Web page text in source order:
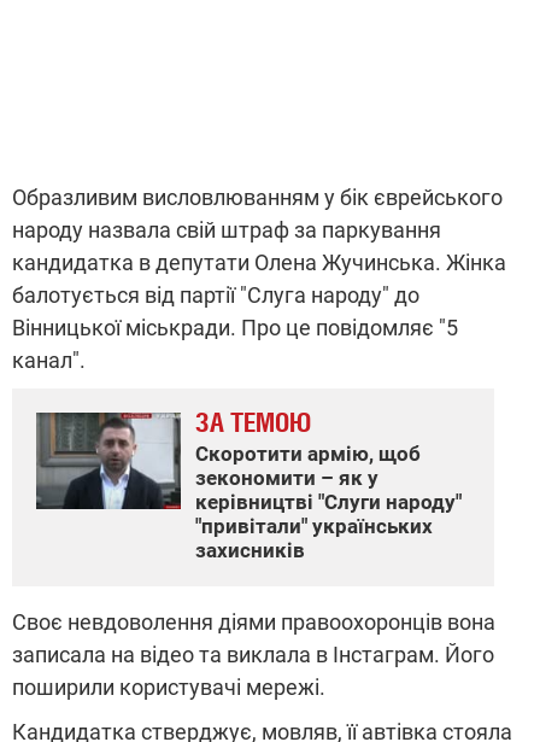
Образливим висловлюванням у бік єврейського
народу назвала свій штраф за паркування
кандидатка в депутати Олена Жучинська. Жінка
балотується від партії "Слуга народу" до
Вінницької міськради. Про це повідомляє "5
канал".
ЗА ТЕМОЮ
Скоротити армію, щоб
зекономити – як у
керівництві "Слуги народу"
"привітали" українських
захисників
Своє невдоволення діями правоохоронців вона
записала на відео та виклала в Інстаграм. Його
поширили користувачі мережі.
Кандидатка стверджує, мовляв, її автівка стояла